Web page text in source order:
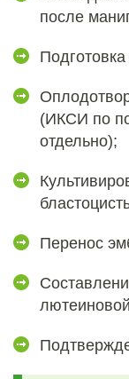
после
(ИКСИ по
отдельно);
Перенос